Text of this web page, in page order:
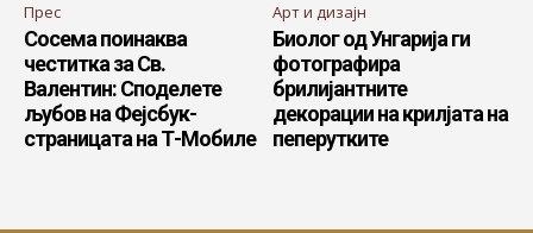
Прес
Сосема поинаква
честитка за Св.
Валентин: Споделете
љубов на Фејсбук-
страницата на Т-Мобиле
Арт и дизајн
Биолог од Унгарија ги
фотографира
брилијантните
декорации на крилјата на
пеперутките